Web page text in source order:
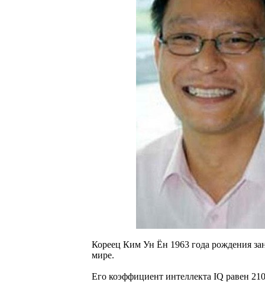
Кореец Ким Ун Ён 1963 года рождения
мире.
Его коэффициент интеллекта IQ равен